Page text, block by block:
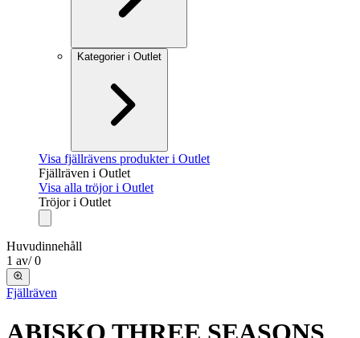
Kategorier i Outlet
Visa fjällrävens produkter i Outlet
Fjällräven i Outlet
Visa alla tröjor i Outlet
Tröjor i Outlet
Huvudinnehåll
1 av/ 0
Fjällräven
ABISKO THREE SEASONS